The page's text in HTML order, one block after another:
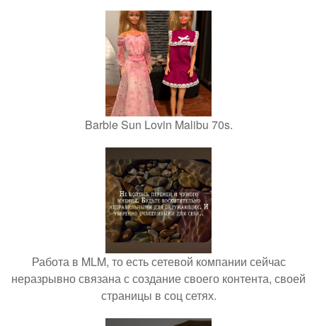
Barbie Sun Lovin Malibu 70s.
Работа в MLM, то есть сетевой компании сейчас
неразрывно связана с создание своего контента, своей
страницы в соц сетях.